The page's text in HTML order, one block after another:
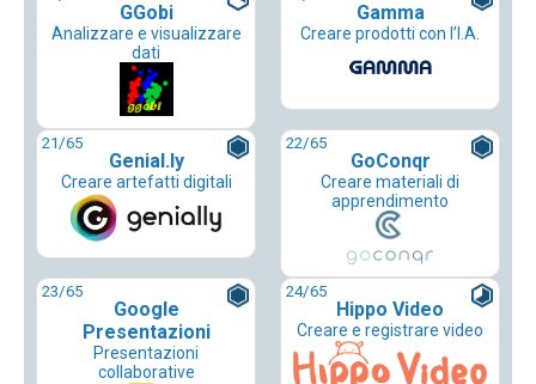
GGobi
Analizzare e visualizzare
dati
Gamma
Creare prodotti con l’I.A.
21/65
Genial.ly
Creare artefatti digitali
22/65
GoConqr
Creare materiali di
apprendimento
23/65
Google
Presentazioni
Presentazioni
collaborative
24/65
Hippo Video
Creare e registrare video